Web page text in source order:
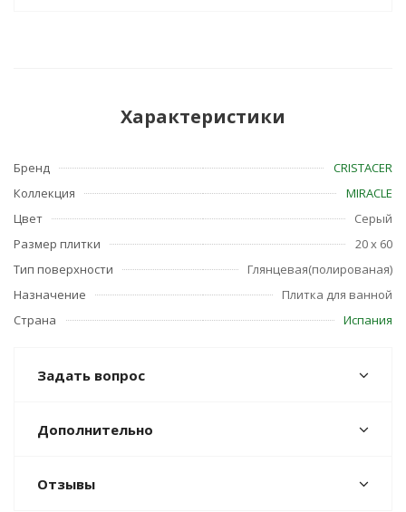
Характеристики
Бренд
CRISTACER
Коллекция
MIRACLE
Цвет
Серый
Размер плитки
20 x 60
Тип поверхности
Глянцевая(полированая)
Назначение
Плитка для ванной
Страна
Испания
Задать вопрос
Дополнительно
Отзывы